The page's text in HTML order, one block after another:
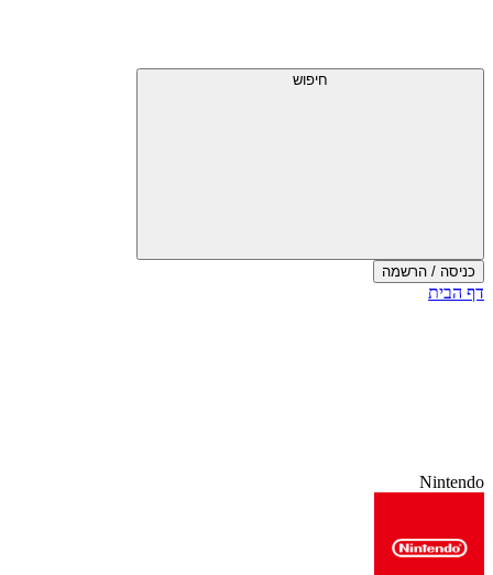
עליון
חיפוש
כניסה / הרשמה
סוף
דף הבית
Nintendo